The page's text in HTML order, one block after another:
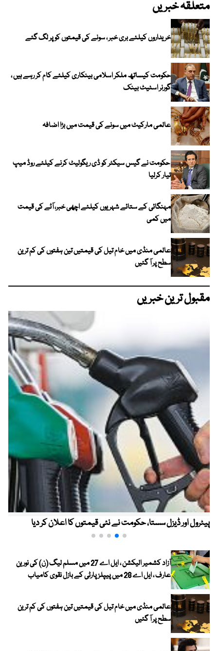
متعلقہ خبریں
خریداروں کیلئے بری خبر ، سونے کی قیمتوں کو پر لگ گئے
حکومت کیساتھ ملکر اسلامی بینکاری کیلئے کام کر رہے ہیں ،
گورنر اسٹیٹ بینک
عالمی مارکیٹ میں سونے کی قیمت میں بڑا اضافہ
حکومت نے گیس سیکٹر کو ڈی ریگولیٹ کرنے کیلئے روڈ میپ
تیار کرلیا
مہنگائی کے ستائے شہریوں کیلئے اچھی خبر، آٹے کی قیمت
میں کمی
عالمی منڈی میں خام تیل کی قیمتیں تین ہفتوں کی کم ترین
سطح پر آ گئیں
مقبول ترین خبریں
پیٹرول اور ڈیزل سستا، حکومت نے نئی قیمتوں کا اعلان کر دیا
آزاد کشمیر الیکشن ، ایل اے 27 میں مسلم لیگ (ن) کی نورین
عارف ، ایل اے 28 میں پیپلز پارٹی کے بازل نقوی کامیاب
عالمی منڈی میں خام تیل کی قیمتیں تین ہفتوں کی کم ترین
سطح پر آ گئیں